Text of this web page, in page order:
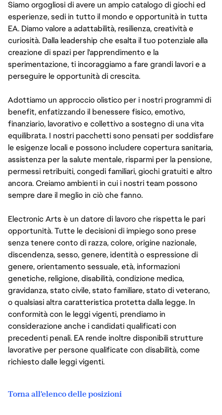
Siamo orgogliosi di avere un ampio catalogo di giochi ed
esperienze, sedi in tutto il mondo e opportunità in tutta
EA. Diamo valore a adattabilità, resilienza, creatività e
curiosità. Dalla leadership che esalta il tuo potenziale alla
creazione di spazi per l'apprendimento e la
sperimentazione, ti incoraggiamo a fare grandi lavori e a
perseguire le opportunità di crescita.
Adottiamo un approccio olistico per i nostri programmi di
benefit, enfatizzando il benessere fisico, emotivo,
finanziario, lavorativo e collettivo a sostegno di una vita
equilibrata. I nostri pacchetti sono pensati per soddisfare
le esigenze locali e possono includere copertura sanitaria,
assistenza per la salute mentale, risparmi per la pensione,
permessi retribuiti, congedi familiari, giochi gratuiti e altro
ancora. Creiamo ambienti in cui i nostri team possono
sempre dare il meglio in ciò che fanno.
Electronic Arts è un datore di lavoro che rispetta le pari
opportunità. Tutte le decisioni di impiego sono prese
senza tenere conto di razza, colore, origine nazionale,
discendenza, sesso, genere, identità o espressione di
genere, orientamento sessuale, età, informazioni
genetiche, religione, disabilità, condizione medica,
gravidanza, stato civile, stato familiare, stato di veterano,
o qualsiasi altra caratteristica protetta dalla legge. In
conformità con le leggi vigenti, prendiamo in
considerazione anche i candidati qualificati con
precedenti penali. EA rende inoltre disponibili strutture
lavorative per persone qualificate con disabilità, come
richiesto dalle leggi vigenti.
Torna all'elenco delle posizioni